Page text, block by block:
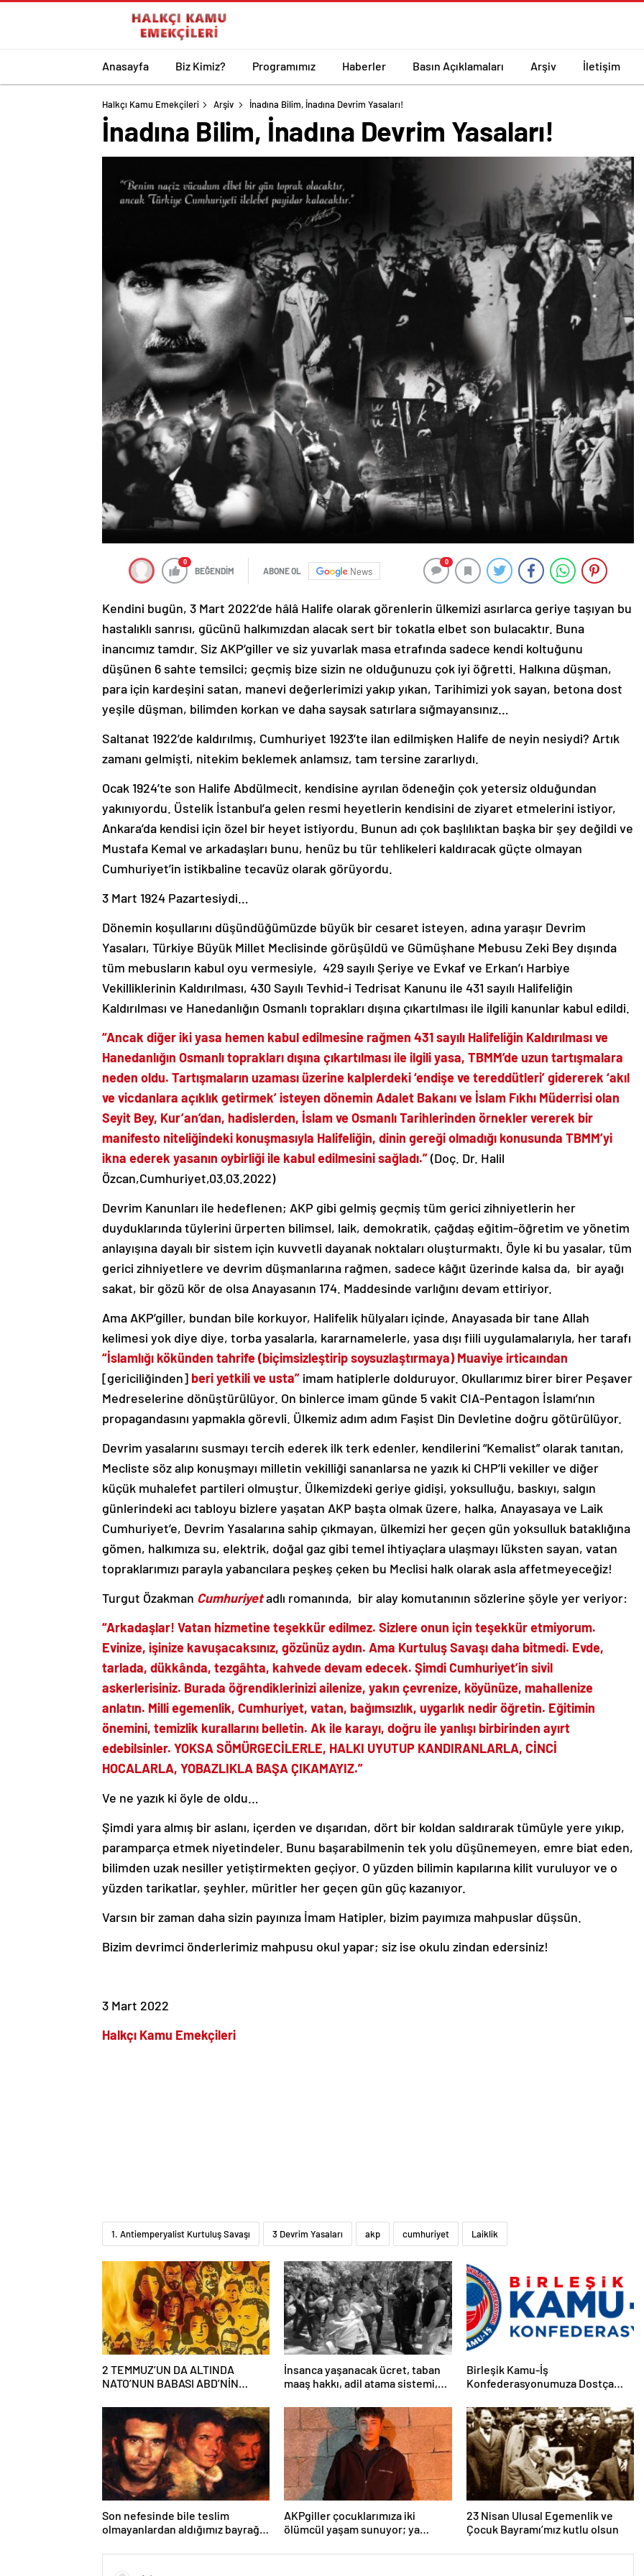
Anasayfa Biz Kimiz? Programımız Haberler Basın Açıklamaları Arşiv İletişim
Halkçı Kamu Emekçileri Arşiv İnadına Bilim, İnadına Devrim Yasaları!
İnadına Bilim, İnadına Devrim Yasaları!
0
BEĞENDİM ABONE OL News
0
Kendini bugün, 3 Mart 2022’de hâlâ Halife olarak görenlerin ülkemizi asırlarca geriye taşıyan bu
hastalıklı sanrısı, gücünü halkımızdan alacak sert bir tokatla elbet son bulacaktır. Buna
inancımız tamdır. Siz AKP’giller ve siz yuvarlak masa etrafında sadece kendi koltuğunu
düşünen 6 sahte temsilci; geçmiş bize sizin ne olduğunuzu çok iyi öğretti. Halkına düşman,
para için kardeşini satan, manevi değerlerimizi yakıp yıkan, Tarihimizi yok sayan, betona dost
yeşile düşman, bilimden korkan ve daha saysak satırlara sığmayansınız…
Saltanat 1922’de kaldırılmış, Cumhuriyet 1923’te ilan edilmişken Halife de neyin nesiydi? Artık
zamanı gelmişti, nitekim beklemek anlamsız, tam tersine zararlıydı.
Ocak 1924’te son Halife Abdülmecit, kendisine ayrılan ödeneğin çok yetersiz olduğundan
yakınıyordu. Üstelik İstanbul’a gelen resmi heyetlerin kendisini de ziyaret etmelerini istiyor,
Ankara’da kendisi için özel bir heyet istiyordu. Bunun adı çok başlılıktan başka bir şey değildi ve
Mustafa Kemal ve arkadaşları bunu, henüz bu tür tehlikeleri kaldıracak güçte olmayan
Cumhuriyet’in istikbaline tecavüz olarak görüyordu.
3 Mart 1924 Pazartesiydi…
Dönemin koşullarını düşündüğümüzde büyük bir cesaret isteyen, adına yaraşır Devrim
Yasaları, Türkiye Büyük Millet Meclisinde görüşüldü ve Gümüşhane Mebusu Zeki Bey dışında
tüm mebusların kabul oyu vermesiyle, 429 sayılı Şeriye ve Evkaf ve Erkan’ı Harbiye
Vekilliklerinin Kaldırılması, 430 Sayılı Tevhid-i Tedrisat Kanunu ile 431 sayılı Halifeliğin
Kaldırılması ve Hanedanlığın Osmanlı toprakları dışına çıkartılması ile ilgili kanunlar kabul edildi.
“Ancak diğer iki yasa hemen kabul edilmesine rağmen 431 sayılı Halifeliğin Kaldırılması ve
Hanedanlığın Osmanlı toprakları dışına çıkartılması ile ilgili yasa, TBMM’de uzun tartışmalara
neden oldu. Tartışmaların uzaması üzerine kalplerdeki ‘endişe ve tereddütleri’ gidererek ‘akıl
ve vicdanlara açıklık getirmek’ isteyen dönemin Adalet Bakanı ve İslam Fıkhı Müderrisi olan
Seyit Bey, Kur’an’dan, hadislerden, İslam ve Osmanlı Tarihlerinden örnekler vererek bir
manifesto niteliğindeki konuşmasıyla Halifeliğin, dinin gereği olmadığı konusunda TBMM’yi
ikna ederek yasanın oybirliği ile kabul edilmesini sağladı.”(Doç. Dr. Halil
Özcan,Cumhuriyet,03.03.2022)
Devrim Kanunları ile hedeflenen; AKP gibi gelmiş geçmiş tüm gerici zihniyetlerin her
duyduklarında tüylerini ürperten bilimsel, laik, demokratik, çağdaş eğitim-öğretim ve yönetim
anlayışına dayalı bir sistem için kuvvetli dayanak noktaları oluşturmaktı. Öyle ki bu yasalar, tüm
gerici zihniyetlere ve devrim düşmanlarına rağmen, sadece kâğıt üzerinde kalsa da, bir ayağı
sakat, bir gözü kör de olsa Anayasanın 174. Maddesinde varlığını devam ettiriyor.
Ama AKP’giller, bundan bile korkuyor, Halifelik hülyaları içinde, Anayasada bir tane Allah
kelimesi yok diye diye, torba yasalarla, kararnamelerle, yasa dışı fiili uygulamalarıyla, her tarafı
“İslamlığı kökünden tahrife (biçimsizleştirip soysuzlaştırmaya) Muaviye irticaından
[gericiliğinden] beri yetkili ve usta” imam hatiplerle dolduruyor. Okullarımız birer birer Peşaver
Medreselerine dönüştürülüyor. On binlerce imam günde 5 vakit CIA-Pentagon İslamı’nın
propagandasını yapmakla görevli. Ülkemiz adım adım Faşist Din Devletine doğru götürülüyor.
Devrim yasalarını susmayı tercih ederek ilk terk edenler, kendilerini “Kemalist” olarak tanıtan,
Mecliste söz alıp konuşmayı milletin vekilliği sananlarsa ne yazık ki CHP’li vekiller ve diğer
küçük muhalefet partileri olmuştur. Ülkemizdeki geriye gidişi, yoksulluğu, baskıyı, salgın
günlerindeki acı tabloyu bizlere yaşatan AKP başta olmak üzere, halka, Anayasaya ve Laik
Cumhuriyet’e, Devrim Yasalarına sahip çıkmayan, ülkemizi her geçen gün yoksulluk bataklığına
gömen, halkımıza su, elektrik, doğal gaz gibi temel ihtiyaçlara ulaşmayı lüksten sayan, vatan
topraklarımızı parayla yabancılara peşkeş çeken bu Meclisi halk olarak asla affetmeyeceğiz!
Turgut Özakman Cumhuriyetadlı romanında, bir alay komutanının sözlerine şöyle yer veriyor:
“Arkadaşlar! Vatan hizmetine teşekkür edilmez. Sizlere onun için teşekkür etmiyorum.
Evinize, işinize kavuşacaksınız, gözünüz aydın. Ama Kurtuluş Savaşı daha bitmedi. Evde,
tarlada, dükkânda, tezgâhta, kahvede devam edecek. Şimdi Cumhuriyet’in sivil
askerlerisiniz. Burada öğrendiklerinizi ailenize, yakın çevrenize, köyünüze, mahallenize
anlatın. Milli egemenlik, Cumhuriyet, vatan, bağımsızlık, uygarlık nedir öğretin. Eğitimin
önemini, temizlik kurallarını belletin. Ak ile karayı, doğru ile yanlışı birbirinden ayırt
edebilsinler. YOKSA SÖMÜRGECİLERLE, HALKI UYUTUP KANDIRANLARLA, CİNCİ
HOCALARLA, YOBAZLIKLA BAŞA ÇIKAMAYIZ.”
Ve ne yazık ki öyle de oldu…
Şimdi yara almış bir aslanı, içerden ve dışarıdan, dört bir koldan saldırarak tümüyle yere yıkıp,
paramparça etmek niyetindeler. Bunu başarabilmenin tek yolu düşünemeyen, emre biat eden,
bilimden uzak nesiller yetiştirmekten geçiyor. O yüzden bilimin kapılarına kilit vuruluyor ve o
yüzden tarikatlar, şeyhler, müritler her geçen gün güç kazanıyor.
Varsın bir zaman daha sizin payınıza İmam Hatipler, bizim payımıza mahpuslar düşsün.
Bizim devrimci önderlerimiz mahpusu okul yapar; siz ise okulu zindan edersiniz!
3 Mart 2022
Halkçı Kamu Emekçileri
1. Antiemperyalist Kurtuluş Savaşı 3 Devrim Yasaları akp cumhuriyet Laiklik
2 TEMMUZ’UN DA ALTINDA
NATO’NUN BABASI ABD’NİN
İnsanca yaşanacak ücret, taban
maaş hakkı, adil atama sistemi,
bir eğitim sistemi sağlanana dek
mücadelemizi sürdüreceğiz.
Birleşik Kamu-İş
Konfederasyonumuza Dostça
Son nefesinde bile teslim
olmayanlardan aldığımız bayrağı
mücadelemizde
AKPgiller çocuklarımıza iki
ölümcül yaşam sunuyor; ya
okullarından koparılarak
23 Nisan Ulusal Egemenlik ve
Çocuk Bayramı’mız kutlu olsun